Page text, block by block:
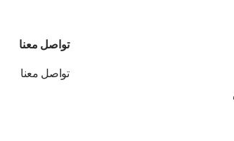
تواصل معنا
تواصل معنا